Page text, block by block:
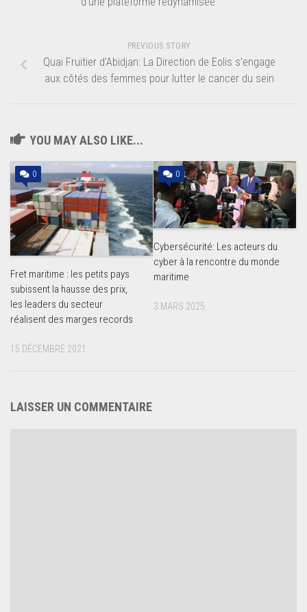
PREVIOUS STORY
Quai Fruitier d’Abidjan: La Direction de Eolis s’engage
aux côtés des femmes pour lutter le cancer du sein
YOU MAY ALSO LIKE...
0
Fret maritime : les petits pays
subissent la hausse des prix,
les leaders du secteur
réalisent des marges records
15 DÉCEMBRE 2021
0
Cybersécurité: Les acteurs du
cyber à la rencontre du monde
maritime
3 MARS 2025
LAISSER UN COMMENTAIRE